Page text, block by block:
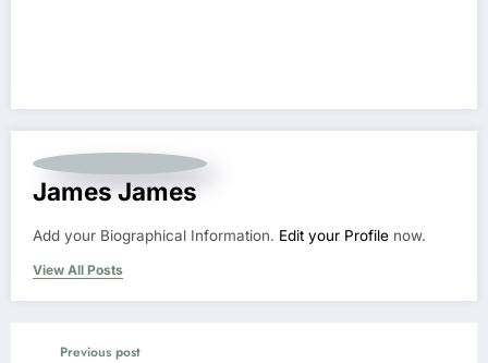
James James
Add your Biographical Information. Edit your Profile now.
View All Posts
Previous post